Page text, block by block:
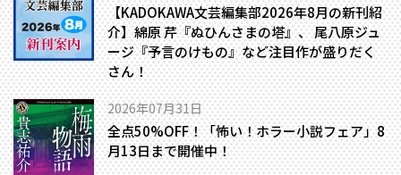
【KADOKAWA文芸編集部2026年8月の新刊紹
介】綿原 芹『ぬひんさまの塔』、 尾八原ジュ
ージ『予言のけもの』など注目作が盛りだく
さん！
2026年07月31日
全点50%OFF！「怖い！ホラー小説フェア」8
月13日まで開催中！